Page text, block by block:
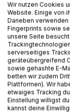
Auf die Merkliste
Titel bewerten
BESCHREIBUNG
Wir nutzen Cookies
Website. Einige von
Daneben
Fingerprints sowie
unsere Seite
serverseitiges
geräteübergreifend
sowie gehashte E-
betten wir zudem
Plattformen). Wir
etwaiges Tracking
Einstellung willigst
kannst deine